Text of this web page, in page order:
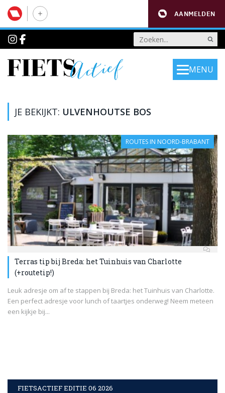
AANMELDEN
MENU
JE BEKIJKT: ULVENHOUTSE BOS
ROUTES IN NOORD-BRABANT
Terras tip bij Breda: het Tuinhuis van Charlotte
(+routetip!)
Leuk adresje om af te stappen bij Breda: het Tuinhuis van Charlotte.
Een perfect adresje voor lunch of taartjes onderweg! Neem meteen
een kijkje bij...
FIETSACTIEF EDITIE 06 2026